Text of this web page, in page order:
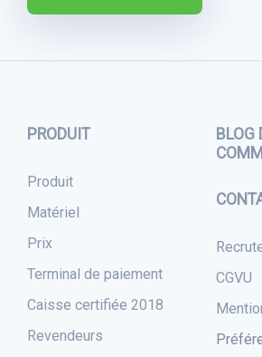
PRODUIT
Produit
Matériel
Prix
Terminal de paiement
Caisse certifiée 2018
Revendeurs
BLOG
CGVU